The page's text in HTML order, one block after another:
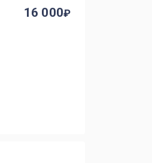
16 000